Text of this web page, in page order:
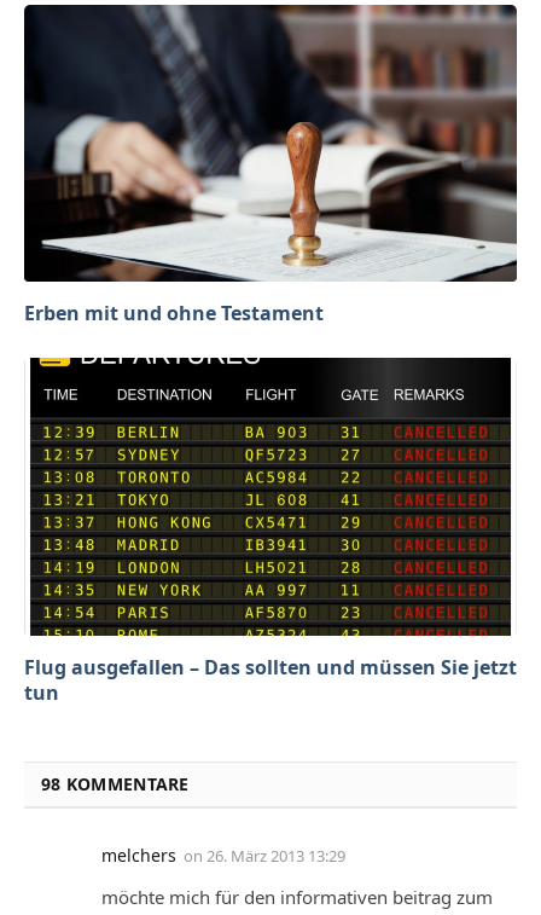
Erben mit und ohne Testament
Flug ausgefallen – Das sollten und müssen Sie jetzt
tun
98 KOMMENTARE
melchers on 26. März 2013 13:29
möchte mich für den informativen beitrag zum